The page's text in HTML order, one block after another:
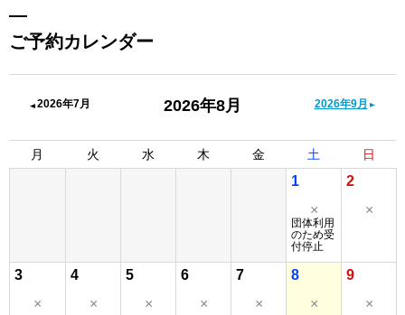
ご予約カレンダー
2026年8月
2026年7月 2026年9月
月 火 水 木 金 土 日
1
×
団体利用
のため受
付停止
2
×
3
×
4
×
5
×
6
×
7
×
8
×
9
×